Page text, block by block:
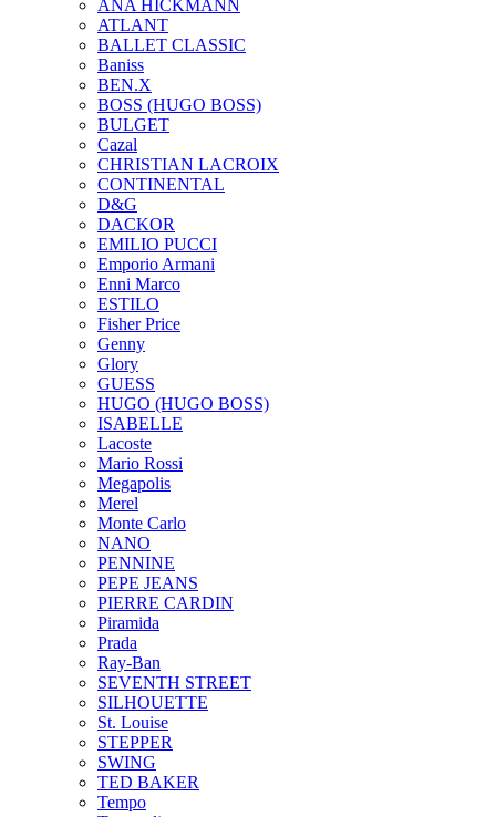
ANA HICKMANN
ATLANT
BALLET CLASSIC
Baniss
BEN.X
BOSS (HUGO BOSS)
BULGET
Cazal
CHRISTIAN LACROIX
CONTINENTAL
D&G
DACKOR
EMILIO PUCCI
Emporio Armani
Enni Marco
ESTILO
Fisher Price
Genny
Glory
GUESS
HUGO (HUGO BOSS)
ISABELLE
Lacoste
Mario Rossi
Megapolis
Merel
Monte Carlo
NANO
PENNINE
PEPE JEANS
PIERRE CARDIN
Piramida
Prada
Ray-Ban
SEVENTH STREET
SILHOUETTE
St. Louise
STEPPER
SWING
TED BAKER
Tempo